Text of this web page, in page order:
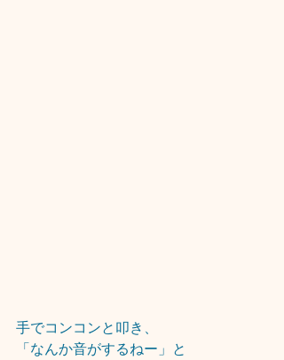
手でコンコンと叩き、
「なんか音がするねー」と